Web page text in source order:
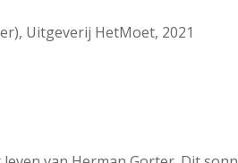
Uitgeverij HetMoet, 2021